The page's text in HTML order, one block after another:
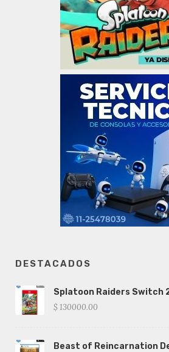
DESTACADOS
Splatoon Raiders Switch
$ 130000.00
Beast of Reincarnation